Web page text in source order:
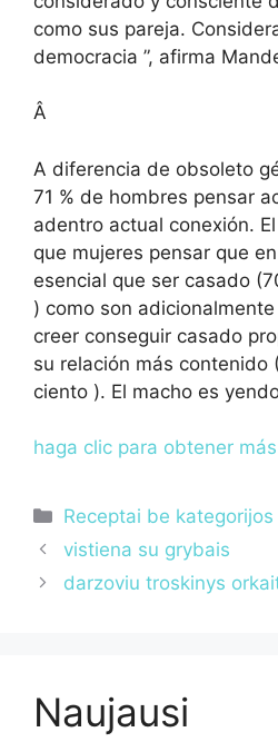
como sus pareja.
democracia ”, afirma
Â
A diferencia de obsoleto
71 % de hombres pensar
adentro actual conexión.
que mujeres pensar que
esencial que ser casado
) como son
creer conseguir casado
su relación más contenido
ciento ). El macho es
haga clic para obtener
Kategorijos
Receptai be kategorijos
vistiena su grybais
darzoviu troskinys
Naujausi